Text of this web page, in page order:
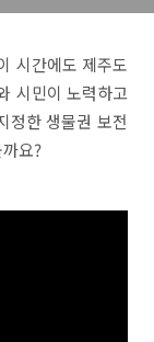
시간에도 제주도
시민이 노력하고
정한 생물권 보전
요?